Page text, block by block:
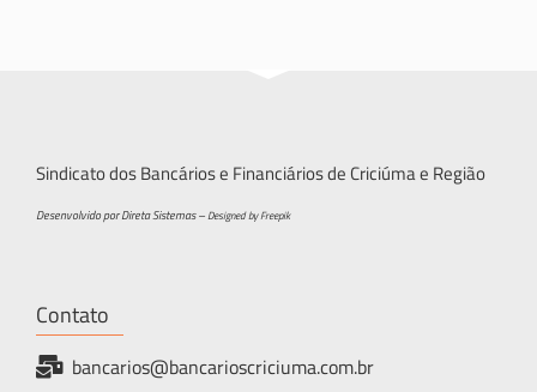
Sindicato dos Bancários e Financiários de Criciúma e Região
Desenvolvido por Direta Sistemas –Designed by Freepik
Contato
bancarios@bancarioscriciuma.com.br